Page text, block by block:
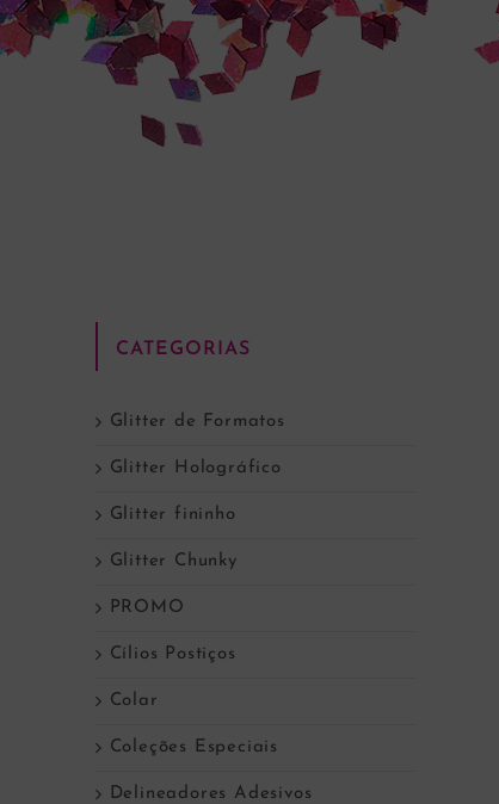
CATEGORIAS
Glitter de Formatos
Glitter Holográfico
Glitter fininho
Glitter Chunky
PROMO
Cílios Postiços
Colar
Coleções Especiais
Delineadores Adesivos